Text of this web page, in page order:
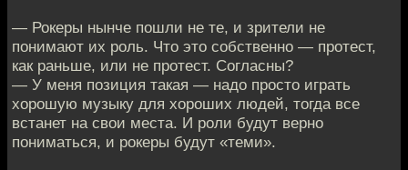
— Рокеры нынче пошли не те, и зрители не
понимают их роль. Что это собственно — протест,
как раньше, или не протест. Согласны?
— У меня позиция такая — надо просто играть
хорошую музыку для хороших людей, тогда все
встанет на свои места. И роли будут верно
пониматься, и рокеры будут «теми».